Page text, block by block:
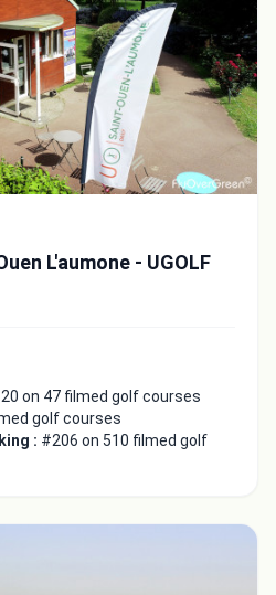
L'aumone - UGOLF
on 47 filmed golf courses
golf courses
: #206 on 510 filmed golf